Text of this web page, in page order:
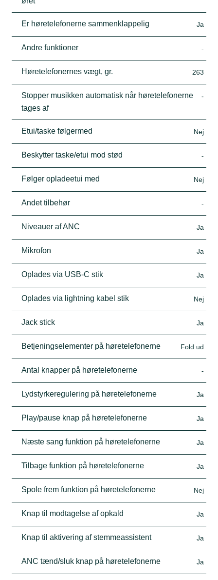
Er høretelefonerne sammenklappelig Ja
Andre funktioner -
Høretelefonernes vægt, gr. 263
Stopper musikken automatisk når høretelefonerne
tages af
-
Etui/taske følgermed Nej
Beskytter taske/etui mod stød -
Følger opladeetui med Nej
Andet tilbehør -
Niveauer af ANC Ja
Mikrofon Ja
Oplades via USB-C stik Ja
Oplades via lightning kabel stik Nej
Jack stick Ja
Betjeningselementer på høretelefonerne Fold ud
Antal knapper på høretelefonerne -
Lydstyrkeregulering på høretelefonerne Ja
Play/pause knap på høretelefonerne Ja
Næste sang funktion på høretelefonerne Ja
Tilbage funktion på høretelefonerne Ja
Spole frem funktion på høretelefonerne Nej
Knap til modtagelse af opkald Ja
Knap til aktivering af stemmeassistent Ja
ANC tænd/sluk knap på høretelefonerne Ja